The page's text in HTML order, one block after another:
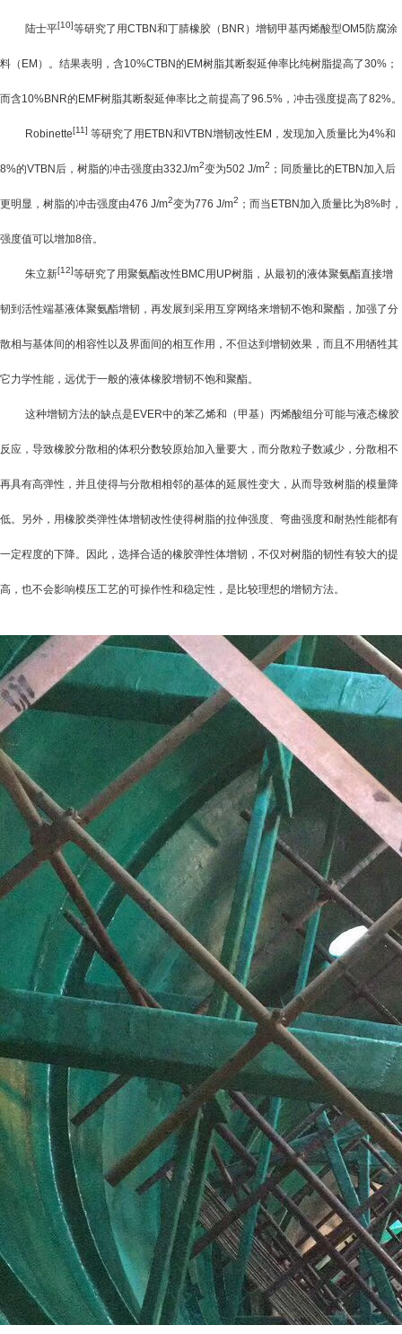
陆士平[10]等研究了用CTBN和丁腈橡胶（ BNR ）增韧甲基丙烯酸型OM5防腐涂
料（ EM ）。结果表明，含10%CTBN的 EM树脂其断裂延伸率比纯树脂提高了30% ；
而含10%BNR的 EMF树脂其断裂延伸率比之前提高了96.5% ，冲击强度提高了82%。
Robinette[11] 等研究了用 ETBN和VTBN增韧改性 EM ，发现加入质量比为4%和
8%的VTBN 后，树脂的冲击强度由332J/m2变为502 J/m2 ；同质量比的 ETBN加入后
更明显，树脂的冲击强度由476 J/m2变为776 J/m2 ；而当 ETBN加入质量比为8%时，
强度值可以增加8倍。
朱立新[12]等研究了用聚氨酯改性 BMC用 UP树脂，从最初的液体聚氨酯直接增
韧到活性端基液体聚氨酯增韧，再发展到采用互穿网络来增韧不饱和聚酯，加强了分
散相与基体间的相容性以及界面间的相互作用，不但达到增韧效果，而且不用牺牲其
它力学性能，远优于一般的液体橡胶增韧不饱和聚酯。
这种增韧方法的缺点是 EVER中的苯乙烯和（甲基）丙烯酸组分可能与液态橡胶
反应，导致橡胶分散相的体积分数较原始加入量要大，而分散粒子数减少，分散相不
再具有高弹性，并且使得与分散相相邻的基体的延展性变大，从而导致树脂的模量降
低。另外，用橡胶类弹性体增韧改性使得树脂的拉伸强度、弯曲强度和耐热性能都有
一定程度的下降。因此，选择合适的橡胶弹性体增韧，不仅对树脂的韧性有较大的提
高，也不会影响模压工艺的可操作性和稳定性，是比较理想的增韧方法。